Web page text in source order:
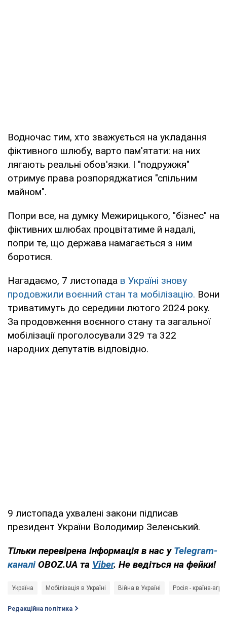
Водночас тим, хто зважується на укладання
фіктивного шлюбу, варто пам'ятати: на них
лягають реальні обов'язки. І "подружжя"
отримує права розпоряджатися "спільним
майном".
Попри все, на думку Межирицького, "бізнес" на
фіктивних шлюбах процвітатиме й надалі,
попри те, що держава намагається з ним
боротися.
Нагадаємо, 7 листопада в Україні знову
продовжили воєнний стан та мобілізацію. Вони
триватимуть до середини лютого 2024 року.
За продовження воєнного стану та загальної
мобілізації проголосували 329 та 322
народних депутатів відповідно.
9 листопада ухвалені закони підписав
президент України Володимир Зеленський.
Тільки перевірена інформація в нас у Telegram-
каналі OBOZ.UA та Viber. Не ведіться на фейки!
Україна Мобілізація в Україні Війна в Україні Росія - країна-
Редакційна політика